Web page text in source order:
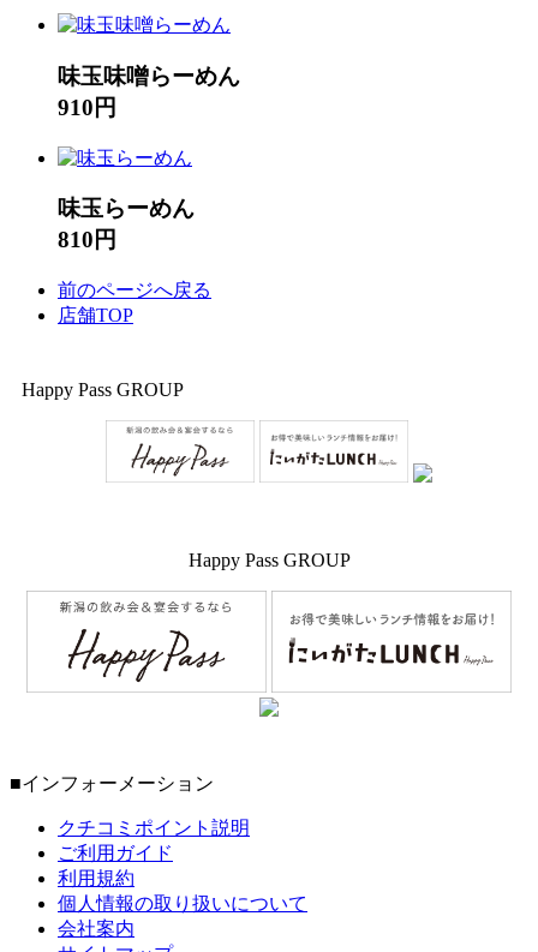
味玉味噌らーめん
910円
味玉らーめん
810円
前のページへ戻る
店舗TOP
Happy Pass GROUP
Happy Pass GROUP
■インフォーメーション
クチコミポイント説明
ご利用ガイド
利用規約
個人情報の取り扱いについて
会社案内